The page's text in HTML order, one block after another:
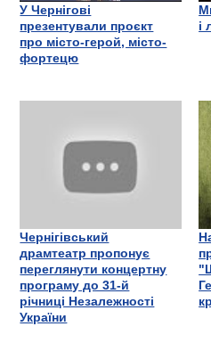
У Чернігові
презентували проєкт
про місто-герой, місто-
фортецю
і
Чернігівський
драмтеатр пропонує
переглянути концертну
програму до 31-й
річниці Незалежності
України